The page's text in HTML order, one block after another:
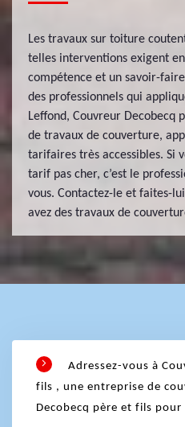
Les travaux sur toiture
telles interventions exigent
compétence et un savoir-
des professionnels qui
Leffond, Couvreur Decobecq
de travaux de couverture,
tarifaires très accessibles. Si
tarif pas cher, c’est le
vous. Contactez-le et faites-
avez des travaux de
Adressez-vous à
fils , une entreprise de
Decobecq père et fils